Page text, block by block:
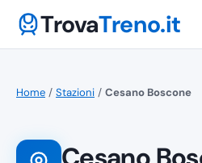
TrovaTreno.it
Home / Stazioni / Cesano Boscone